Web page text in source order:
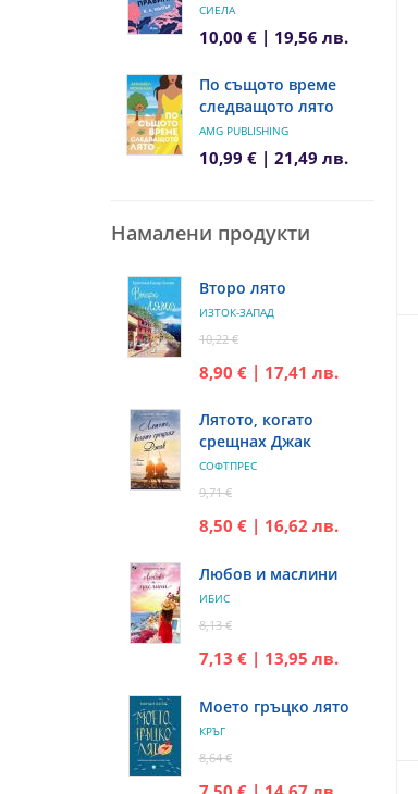
СИЕЛА
10,00 € | 19,56 лв.
По същото време
следващото лято
AMG PUBLISHING
10,99 € | 21,49 лв.
Намалени продукти
Второ лято
ИЗТОК-ЗАПАД
10,22 €
8,90 € | 17,41 лв.
Лятото, когато
срещнах Джак
СОФТПРЕС
9,71 €
8,50 € | 16,62 лв.
Любов и маслини
ИБИС
8,13 €
7,13 € | 13,95 лв.
Моето гръцко лято
КРЪГ
8,64 €